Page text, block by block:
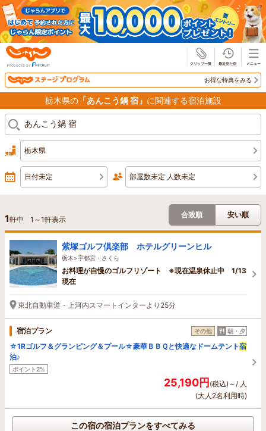
お得な特典をみる
栃木県の「あんこう鍋 宿」 に関連する宿泊施設
栃木県
日付未定 部屋数未定 人数未定
1軒中 1 ～1軒表示
合致順 安い順
紫塚ゴルフ倶楽部 ホテルグリーンヒル
栃木>宇都宮・さくら
お料理が自慢のゴルフリゾート ※現在温泉休止中 1/13
現在
東北自動車道・上河内スマートインターより25分
宿泊プラン その他 朝・夕
☆1Rゴルフ＆グランピング＆プール☆豪華ＢＢＱと快適なドームテント宿
泊♪
ポイント2%
25,190円(税込)～/ 人
(大人2名利用時)
この宿の宿泊プランをすべてみる